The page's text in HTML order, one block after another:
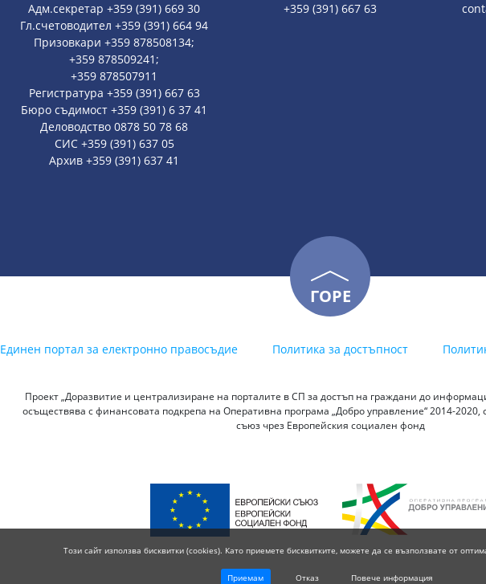
Адм.секретар +359 (391) 669 30
Гл.счетоводител +359 (391) 664 94
Призовкари +359 878508134;
+359 878509241;
+359 878507911
Регистратура +359 (391) 667 63
Бюро съдимост +359 (391) 6 37 41
Деловодство 0878 50 78 68
СИС +359 (391) 637 05
Архив +359 (391) 637 41
+359 (391) 667 63
ГОРЕ
Единен портал за електронно правосъдие Политика за достъпност
Проект „Доразвитие и централизиране на порталите в СП за достъп на граждани до
осъществява с финансовата подкрепа на Оперативна програма „Добро управление“ 2014-
съюз чрез Европейския социален фонд
Този сайт използва бисквитки (cookies). Като приемете бисквитките, можете да се възползвате от
Приемам Отказ Повече информация